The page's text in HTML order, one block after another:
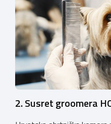
2. Susret groomera